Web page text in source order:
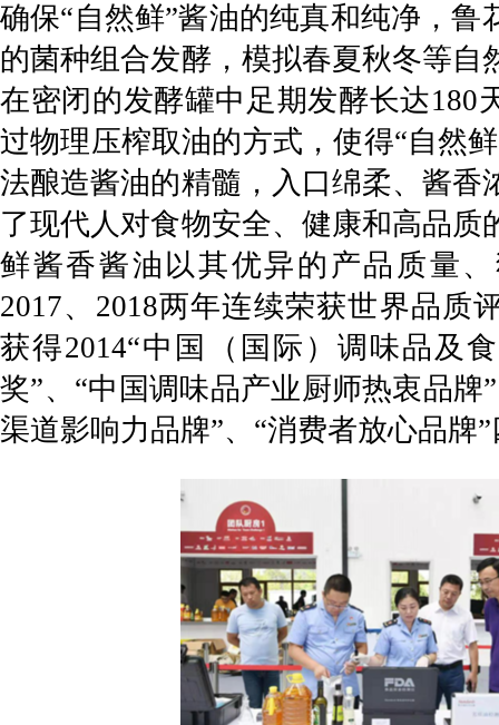
确保“自然鲜”酱油的纯真和纯净，鲁
的菌种组合发酵，模拟春夏秋冬等自
在密闭的发酵罐中足期发酵长达180
过物理压榨取油的方式，使得“自然
法酿造酱油的精髓，入口绵柔、酱香
了现代人对食物安全、健康和高品质
鲜酱香酱油以其优异的产品质量
2017、2018两年连续荣获世界品质
获得2014“中国（国际）调味品及
奖”、“中国调味品产业厨师热衷品牌
渠道影响力品牌”、“消费者放心品牌